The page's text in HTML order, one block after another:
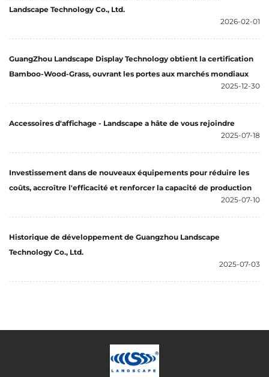
Landscape Technology Co., Ltd.
2026-02-01
GuangZhou Landscape Display Technology obtient la certification
Bamboo-Wood-Grass, ouvrant les portes aux marchés mondiaux
2025-12-30
Accessoires d'affichage - Landscape a hâte de vous rejoindre
2025-07-18
Investissement dans de nouveaux équipements pour réduire les
coûts, accroître l'efficacité et renforcer la capacité de production
2025-07-10
Historique de développement de Guangzhou Landscape
Technology Co., Ltd.
2025-07-03